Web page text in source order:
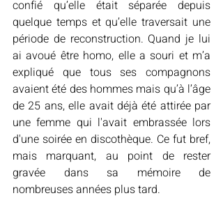
confié qu’elle était séparée depuis
quelque temps et qu’elle traversait une
période de reconstruction. Quand je lui
ai avoué être homo, elle a souri et m’a
expliqué que tous ses compagnons
avaient été des hommes mais qu’à l’âge
de 25 ans, elle avait déjà été attirée par
une femme qui l'avait embrassée lors
d'une soirée en discothèque. Ce fut bref,
mais marquant, au point de rester
gravée dans sa mémoire de
nombreuses années plus tard.